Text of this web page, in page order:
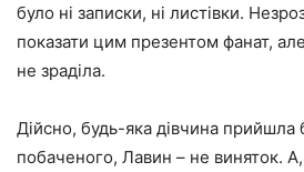
було ні записки, ні листівки.
показати цим презентом фанат,
не зраділа.
Дійсно, будь-яка дівчина прийшла
побаченого, Лавин – не виняток.